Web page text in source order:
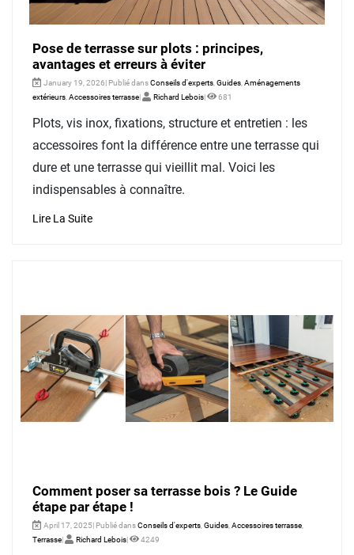
Pose de terrasse sur plots : principes,
avantages et erreurs à éviter
January 19, 2026| Publié dansConseils d'experts,Guides,Aménagements
extérieurs,Accessoires terrasse| Richard Lebois| 681
Plots, vis inox, fixations, structure et entretien : les
accessoires font la différence entre une terrasse qui
dure et une terrasse qui vieillit mal. Voici les
indispensables à connaître.
Lire La Suite
Comment poser sa terrasse bois ? Le Guide
étape par étape !
April 17, 2025| Publié dansConseils d'experts,Guides,Accessoires terrasse,
Terrasse| Richard Lebois| 4249